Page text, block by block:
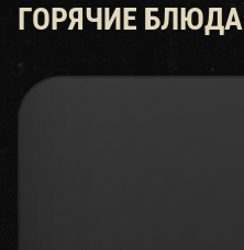
ГОРЯЧИЕ БЛЮДА